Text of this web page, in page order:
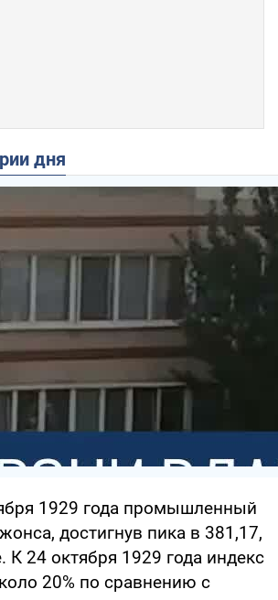
дня
1929 года промышленный
достигнув пика в 381,17,
К 24 октября 1929 года индекс
20% по сравнению с